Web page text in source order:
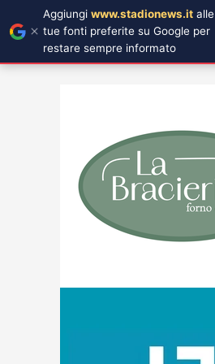
Aggiungi www.stadionews.it alle
tue fonti preferite su Google per
restare sempre informato